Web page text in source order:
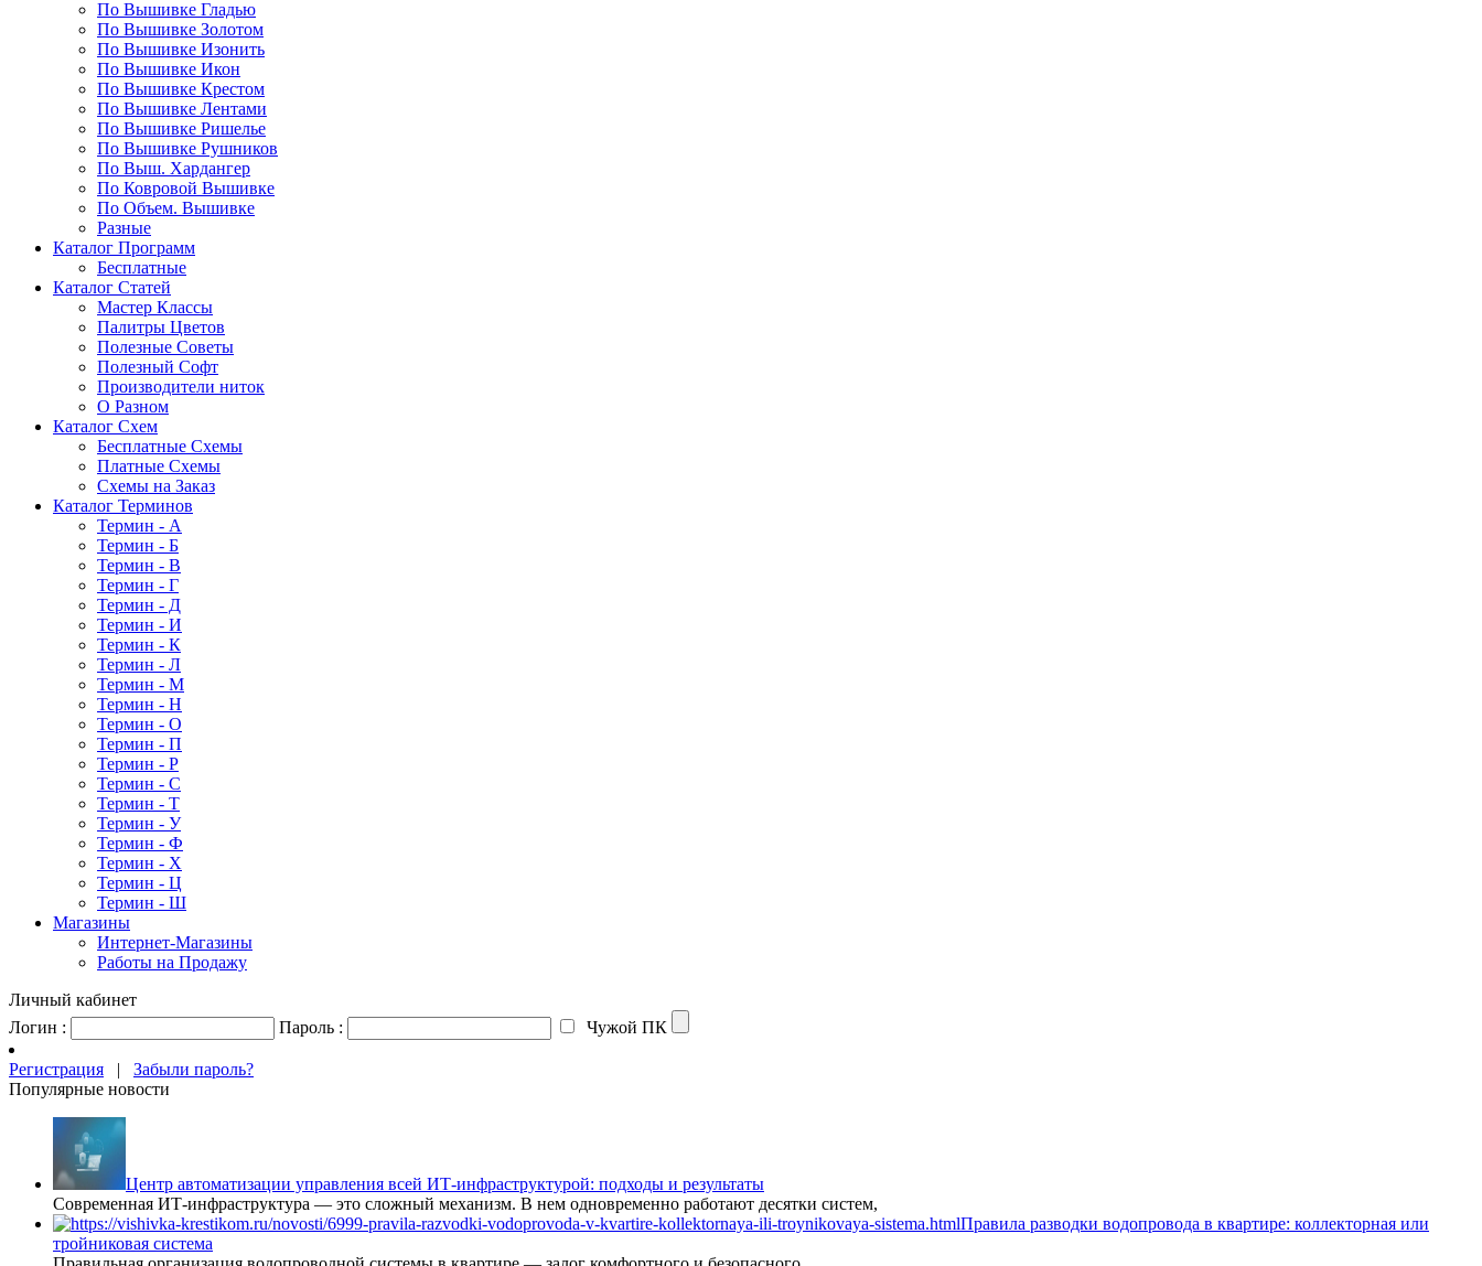
По Вышивке Гладью
По Вышивке Золотом
По Вышивке Изонить
По Вышивке Икон
По Вышивке Крестом
По Вышивке Лентами
По Вышивке Ришелье
По Вышивке Рушников
По Выш. Хардангер
По Ковровой Вышивке
По Объем. Вышивке
Разные
Каталог Программ
Бесплатные
Каталог Статей
Мастер Классы
Палитры Цветов
Полезные Советы
Полезный Софт
Производители ниток
О Разном
Каталог Схем
Бесплатные Схемы
Платные Схемы
Схемы на Заказ
Каталог Терминов
Термин - А
Термин - Б
Термин - В
Термин - Г
Термин - Д
Термин - И
Термин - К
Термин - Л
Термин - М
Термин - Н
Термин - О
Термин - П
Термин - Р
Термин - С
Термин - Т
Термин - У
Термин - Ф
Термин - Х
Термин - Ц
Термин - Ш
Магазины
Интернет-Магазины
Работы на Продажу
Личный кабинет
Логин :
Пароль : Чужой ПК
Регистрация | Забыли пароль?
Популярные новости
Центр автоматизации управления всей ИТ-инфраструктурой: подходы и результаты
Современная ИТ-инфраструктура — это сложный механизм. В нем одновременно работают десятки систем,
Правила разводки водопровода в квартире: коллекторная или
тройниковая система